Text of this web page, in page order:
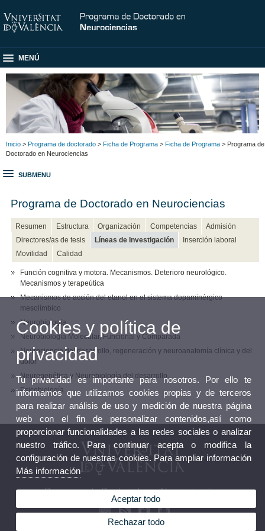
MENÚ
Inicio > Programa de doctorado > Ficha de Programa > Ficha de Programa > Programa de
Doctorado en Neurociencias
SUBMENU
Programa de Doctorado en Neurociencias
Resumen Estructura Organización Competencias
Admisión
Directores/as de tesis
Líneas de Investigación
Inserción laboral
Movilidad
Calidad
Función cognitiva y motora. Mecanismos. Deterioro neurológico.
Mecanismos y terapeútica
Mecanismos de acción del etanol en el sistema dopaminérgico
mesolímbico
Neurobiología
Neurobiología Molecular, Funcional y Comparada
Neurociencia del desarrollo, regeneración y neuroanatomía clínica y del
dolor
Neurogenética y Neurobiología del desarrollo.
Psicobiología.
Programa de Doctorado en Neurociencias
Cookies y política de
privacidad
Tu privacidad es importante para nosotros. Por ello te
informamos que utilizamos cookies propias y de terceros
para realizar análisis de uso y medición de nuestra página
web con el fin de personalizar contenidos,así como
proporcionar funcionalidades a las redes sociales o analizar
nuestro tráfico. Para continuar acepta o modifica la
configuración de nuestras cookies. Para ampliar información
Más información
Aceptar todo
Rechazar todo